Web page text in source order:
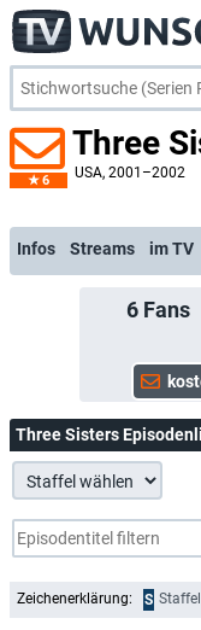
6
Three
USA, 2001–2002
Infos Streams im TV
6Fans
Three Sisters
Zeichenerklärung: S Staffel